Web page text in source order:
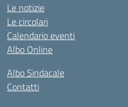
Le notizie
Le circolari
Calendario eventi
Albo Online
Albo Sindacale
Contatti